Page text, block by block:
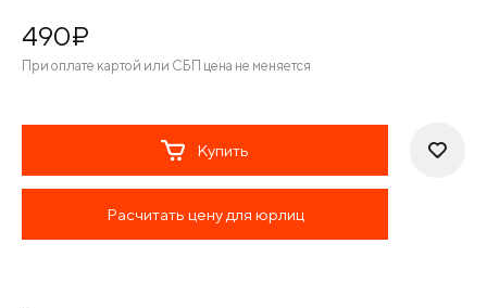
490¤
При оплате картой или СБП цена не меняется
Купить
Расчитать цену для юрлиц